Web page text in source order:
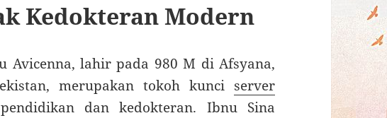
Kedokteran Modern
Avicenna, lahir pada 980 M di Afsyana,
merupakan tokoh kunci server
dan kedokteran. Ibnu Sina